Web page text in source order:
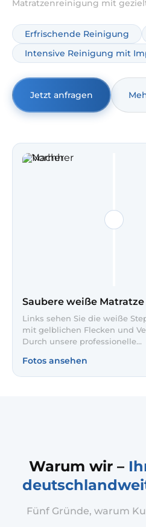
Matratzenreinigung mit
Gerüchen und Flecken. Ideal,
professionell reinigen lassen
Extras und mit klarer
Erfrischende Reinigung
Intensive Reinigung mit
Jetzt anfragen
Saubere weiße Matratze
Links sehen Sie die weiße
mit gelblichen Flecken und
Durch unsere professionelle
schonend entfernt und der
aufgehellt. So schlafen Sie
Fotos ansehen
Warum wir –
Fünf Gründe, warum